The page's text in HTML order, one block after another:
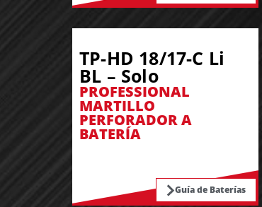
TP-HD 18/17-C Li
BL – Solo
PROFESSIONAL
MARTILLO
PERFORADOR A
BATERÍA
Guía de Baterías